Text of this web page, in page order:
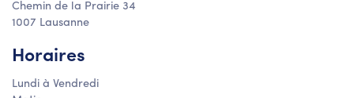
Chemin de la Prairie 34
1007 Lausanne
Horaires
Lundi à Vendredi